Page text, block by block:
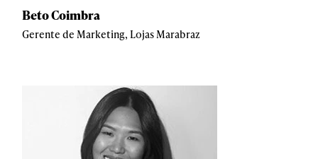
Beto Coimbra
Gerente de Marketing, Lojas Marabraz